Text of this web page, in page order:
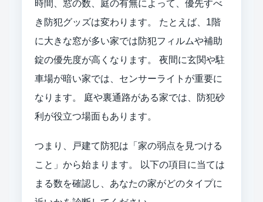
時間、窓の数、庭の有無によって、優先すべ
き防犯グッズは変わります。 たとえば、1階
に大きな窓が多い家では防犯フィルムや補助
錠の優先度が高くなります。 夜間に玄関や駐
車場が暗い家では、センサーライトが重要に
なります。 庭や裏通路がある家では、防犯砂
利が役立つ場面もあります。
つまり、戸建て防犯は「家の弱点を見つける
こと」から始まります。 以下の項目に当ては
まる数を確認し、あなたの家がどのタイプに